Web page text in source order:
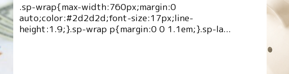
.sp-wrap{max-width:760px;margin:0
auto;color:#2d2d2d;font-size:17px;line-
height:1.9;}.sp-wrap p{margin:0 0 1.1em;}.sp-la...